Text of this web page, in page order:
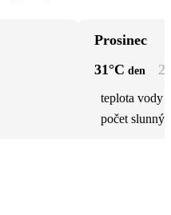
Prosinec
31°C den
teplota vody
počet